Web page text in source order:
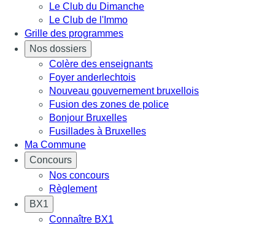
Le Club du Dimanche
Le Club de l'Immo
Grille des programmes
Nos dossiers
Colère des enseignants
Foyer anderlechtois
Nouveau gouvernement bruxellois
Fusion des zones de police
Bonjour Bruxelles
Fusillades à Bruxelles
Ma Commune
Concours
Nos concours
Règlement
BX1
Connaître BX1